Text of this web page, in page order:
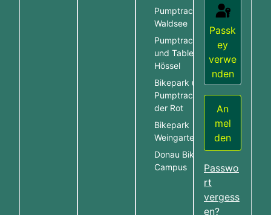
Pumptrack Bad
Waldsee
Pumptrack Hössel
und Table Line
Hössel
Bikepark und
Pumptrack Rot an
der Rot
Bikepark
Weingarten
Donau Bike
Campus
Passk
ey
verwe
nden
An
mel
den
Passwo
rt
vergess
en?